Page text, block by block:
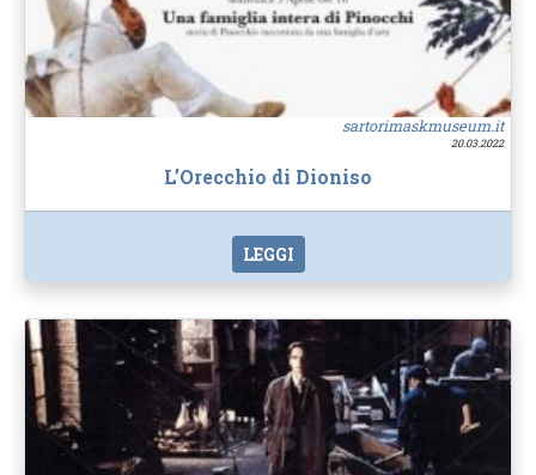
sartorimaskmuseum.it
20.03.2022
L’Orecchio di Dioniso
LEGGI